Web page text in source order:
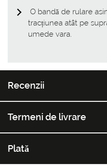
O bandă de rulare
tracțiunea atât pe
umede vara.
Recenzii
Termeni de livrare
Plată